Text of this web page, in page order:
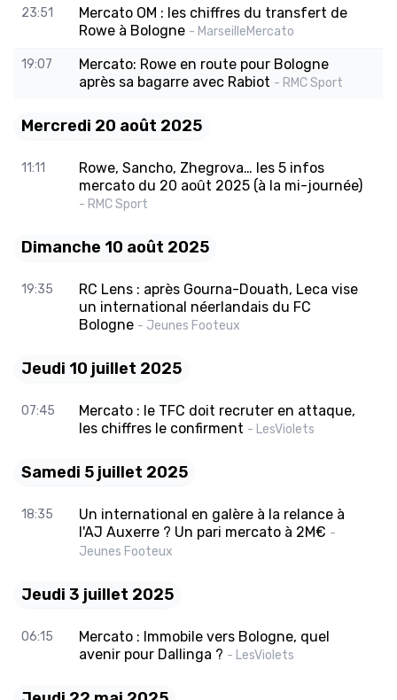
23:51
Mercato OM : les chiffres du transfert de
Rowe à Bologne - MarseilleMercato
19:07
Mercato: Rowe en route pour Bologne
après sa bagarre avec Rabiot - RMC Sport
Mercredi 20 août 2025
11:11
Rowe, Sancho, Zhegrova… les 5 infos
mercato du 20 août 2025 (à la mi-journée)
- RMC Sport
Dimanche 10 août 2025
19:35
RC Lens : après Gourna-Douath, Leca vise
un international néerlandais du FC
Bologne - Jeunes Footeux
Jeudi 10 juillet 2025
07:45
Mercato : le TFC doit recruter en attaque,
les chiffres le confirment - LesViolets
Samedi 5 juillet 2025
18:35
Un international en galère à la relance à
l'AJ Auxerre ? Un pari mercato à 2M€ -
Jeunes Footeux
Jeudi 3 juillet 2025
06:15
Mercato : Immobile vers Bologne, quel
avenir pour Dallinga ? - LesViolets